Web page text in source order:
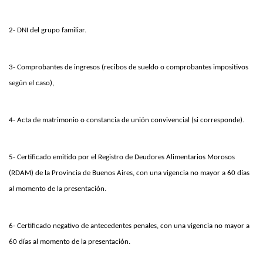
2- DNI del grupo familiar.
3- Comprobantes de ingresos (recibos de sueldo o comprobantes impositivos
según el caso),
4- Acta de matrimonio o constancia de unión convivencial (si corresponde).
5- Certificado emitido por el Registro de Deudores Alimentarios Morosos
(RDAM) de la Provincia de Buenos Aires, con una vigencia no mayor a 60 días
al momento de la presentación.
6- Certificado negativo de antecedentes penales, con una vigencia no mayor a
60 días al momento de la presentación.